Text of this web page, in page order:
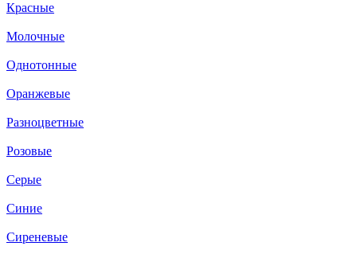
Красные
Молочные
Однотонные
Оранжевые
Разноцветные
Розовые
Серые
Синие
Сиреневые